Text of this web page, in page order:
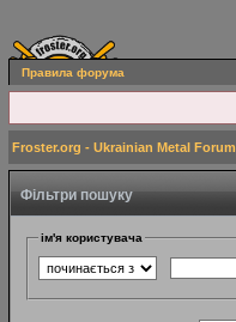
Правила форума
Froster.org - Ukrainian Metal Forum
Фільтри пошуку
ім'я користувача